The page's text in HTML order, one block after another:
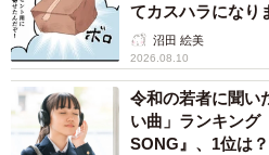
てカスハラにな
沼田 絵美
2026.08.10
令和の若者に聞い
い曲」ランキン
SONG』、1位は？